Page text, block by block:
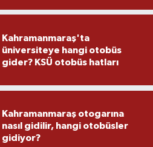
Kahramanmaraş'ta
üniversiteye hangi otobüs
gider? KSÜ otobüs hatları
Kahramanmaraş otogarına
nasıl gidilir, hangi otobüsler
gidiyor?